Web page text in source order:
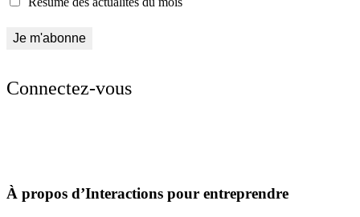
Connectez-vous
À propos d’Interactions pour entreprendre